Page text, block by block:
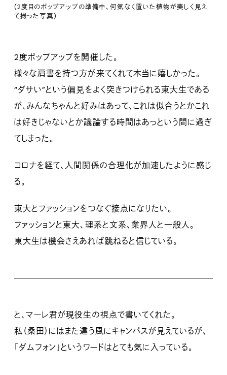
(2度目のポップアップの準備中、何気なく置いた植物が美しく見え
て撮った写真)
2度ポップアップを開催した。
様々な肩書を持つ方が来てくれて本当に嬉しかった。
“ダサい”という偏見をよく突きつけられる東大生である
が、みんなちゃんと好みはあって、これは似合うとかこれ
は好きじゃないとか議論する時間はあっという間に過ぎ
てしまった。
コロナを経て、人間関係の合理化が加速したように感じ
る。
東大とファッションをつなぐ接点になりたい。
ファッションと東大、理系と文系、業界人と一般人。
東大生は機会さえあれば跳ねると信じている。
と、マーレ君が現役生の視点で書いてくれた。
私（桑田）にはまた違う風にキャンパスが見えているが、
「ダムフォン」というワードはとても気に入っている。